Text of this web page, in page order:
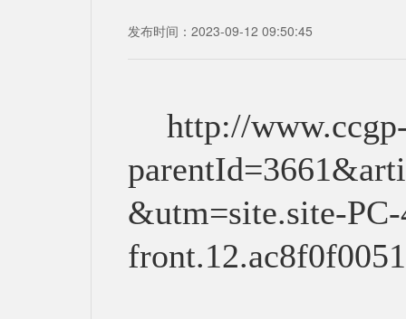
发布时间：2023-09-12 09:50:45
http://
&utm=site.site-PC-